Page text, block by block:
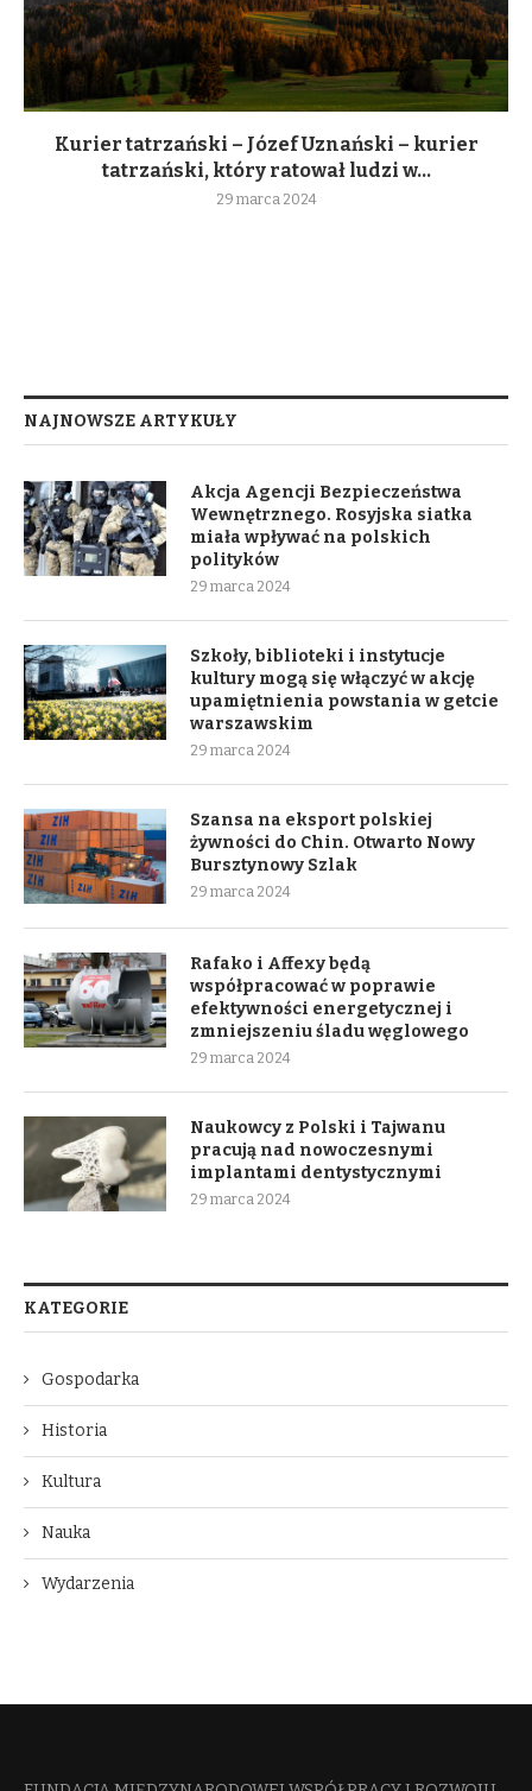
Kurier tatrzański – Józef Uznański – kurier
tatrzański, który ratował ludzi w...
29 marca 2024
NAJNOWSZE ARTYKUŁY
Akcja Agencji Bezpieczeństwa
Wewnętrznego. Rosyjska siatka
miała wpływać na polskich
polityków
29 marca 2024
Szkoły, biblioteki i instytucje
kultury mogą się włączyć w akcję
upamiętnienia powstania w getcie
warszawskim
29 marca 2024
Szansa na eksport polskiej
żywności do Chin. Otwarto Nowy
Bursztynowy Szlak
29 marca 2024
Rafako i Affexy będą
współpracować w poprawie
efektywności energetycznej i
zmniejszeniu śladu węglowego
29 marca 2024
Naukowcy z Polski i Tajwanu
pracują nad nowoczesnymi
implantami dentystycznymi
29 marca 2024
KATEGORIE
Gospodarka
Historia
Kultura
Nauka
Wydarzenia